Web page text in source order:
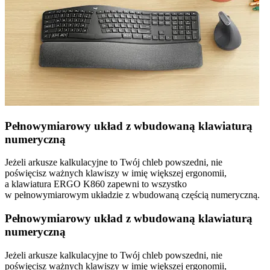
Pełnowymiarowy układ z wbudowaną klawiaturą
numeryczną
Jeżeli arkusze kalkulacyjne to Twój chleb powszedni, nie
poświęcisz ważnych klawiszy w imię większej ergonomii,
a klawiatura ERGO K860 zapewni to wszystko
w pełnowymiarowym układzie z wbudowaną częścią numeryczną.
Pełnowymiarowy układ z wbudowaną klawiaturą
numeryczną
Jeżeli arkusze kalkulacyjne to Twój chleb powszedni, nie
poświęcisz ważnych klawiszy w imię większej ergonomii,